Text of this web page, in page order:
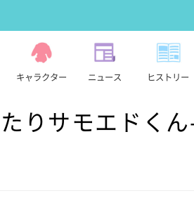
キャラクター ニュース ヒストリー
サモエドくん-